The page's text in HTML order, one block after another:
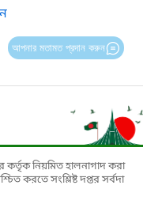
আপনার মতামত প্রদান করুন
কর্তৃক নিয়মিত হালনাগাদ করা
করতে সংশ্লিষ্ট দপ্তর সর্বদা